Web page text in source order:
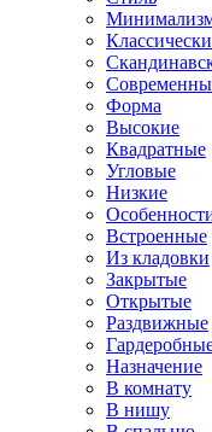
Форма
Высокие
Квадратные
Угловые
Низкие
Встроенные
Из кладовки
Закрытые
Открытые
Раздвижные
Назначение
В комнату
В нишу